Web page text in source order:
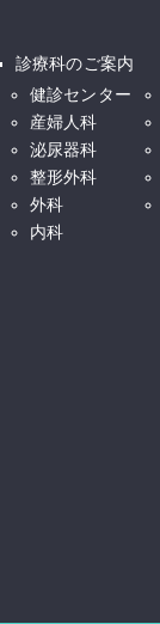
診療科のご案内
健診センター
産婦人科
泌尿器科
整形外科
外科
内科